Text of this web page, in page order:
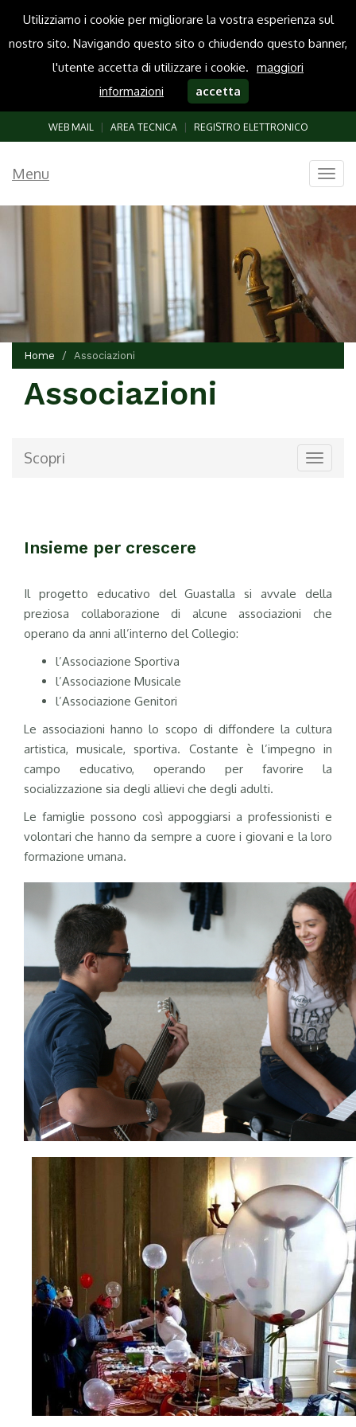
Utilizziamo i cookie per migliorare la vostra esperienza sul
nostro sito. Navigando questo sito o chiudendo questo banner,
l'utente accetta di utilizzare i cookie. maggiori
informazioni
accetta
WEB MAIL AREA TECNICA REGISTRO ELETTRONICO
Menu
Home Associazioni
Associazioni
Toggle
Scopri
Insieme per crescere
Il progetto educativo del Guastalla si avvale della
preziosa collaborazione di alcune associazioni che
operano da anni all’interno del Collegio:
l’Associazione Sportiva
l’Associazione Musicale
l’Associazione Genitori
Le associazioni hanno lo scopo di diffondere la cultura
artistica, musicale, sportiva. Costante è l’impegno in
campo educativo, operando per favorire la
socializzazione sia degli allievi che degli adulti.
Le famiglie possono così appoggiarsi a professionisti e
volontari che hanno da sempre a cuore i giovani e la loro
formazione umana.